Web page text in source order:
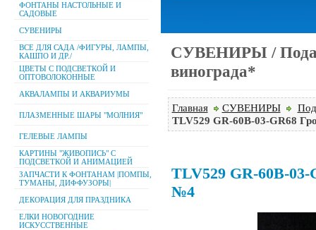
ФОНТАНЫ НАСТОЛЬНЫЕ И
САДОВЫЕ
СУВЕНИРЫ
ВСЕ ДЛЯ САДА /ФИГУРЫ, ЛАМПЫ,
КАШПО И ДР./
ЦВЕТЫ С ПОДСВЕТКОЙ И
ОПТОВОЛОКОННЫЕ
АКВАЛАМПЫ И АКВАРИУМЫ
ПЛАЗМЕННЫЕ ШАРЫ "МОЛНИЯ"
ГЕЛЕВЫЕ ЛАМПЫ
КАРТИНЫ "ЖИВОПИСЬ" С
ПОДСВЕТКОЙ И АНИМАЦИЕЙ
ЗАПЧАСТИ К ФОНТАНАМ |ПОМПЫ,
ТУМАНЫ, ДИФФУЗОРЫ|
ДЕКОРАЦИЯ ДЛЯ ПРАЗДНИКА
ЕЛКИ НОВОГОДНИЕ
ИСКУССТВЕННЫЕ
СУВЕНИРЫ /
винограда*
Главная СУВЕНИРЫ
TLV529 GR-60B-03-GR68
TLV529 GR-60B-03-
№4